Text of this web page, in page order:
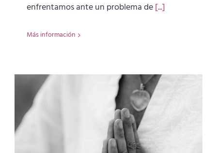
enfrentamos ante un problema de[...]
Más información